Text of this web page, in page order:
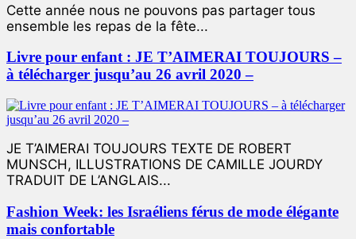
Cette année nous ne pouvons pas partager tous
ensemble les repas de la fête...
Livre pour enfant : JE T’AIMERAI TOUJOURS –
à télécharger jusqu’au 26 avril 2020 –
JE T’AIMERAI TOUJOURS TEXTE DE ROBERT
MUNSCH, ILLUSTRATIONS DE CAMILLE JOURDY
TRADUIT DE L’ANGLAIS...
Fashion Week: les Israéliens férus de mode élégante
mais confortable